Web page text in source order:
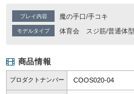
プレイ内容 魔の手口/手コキ
モデルタイプ 体育会 スジ筋/普通体型
商品情報
プロダクトナンバー COOS020-04